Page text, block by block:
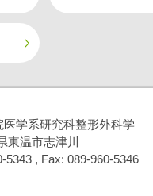
学系研究科整形外科学
東温市志津川
5343 , Fax: 089-960-5346